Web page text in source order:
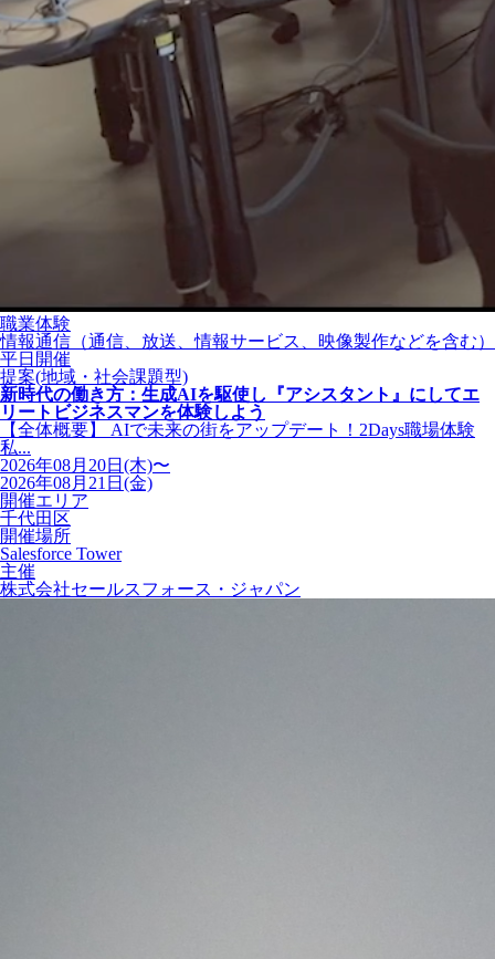
職業体験
情報通信（通信、放送、情報サービス、映像製作などを含む）
平日開催
提案(地域・社会課題型)
新時代の働き方：生成AIを駆使し『アシスタント』にしてエ
リートビジネスマンを体験しよう
【全体概要】 AIで未来の街をアップデート！2Days職場体験
私...
2026年08月20日(木)〜
2026年08月21日(金)
開催エリア
千代田区
開催場所
Salesforce Tower
主催
株式会社セールスフォース・ジャパン